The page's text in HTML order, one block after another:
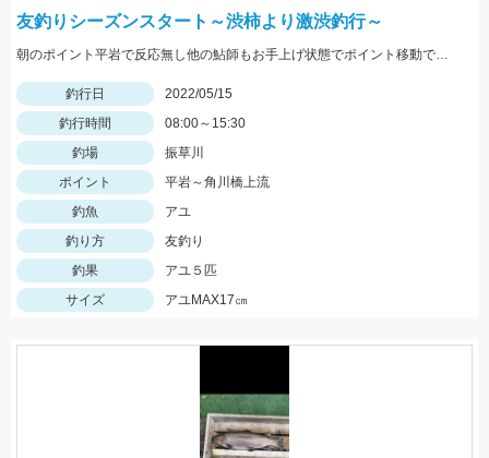
友釣りシーズンスタート～渋柿より激渋釣行～
朝のポイント平岩で反応無し他の鮎師もお手上げ状態でポイント移動で角川橋上流に！瀬の中で５匹のみ追いも弱く渋い釣行でした
釣行日
2022/05/15
釣行時間
08:00～15:30
釣場
振草川
ポイント
平岩～角川橋上流
釣魚
アユ
釣り方
友釣り
釣果
アユ５匹
サイズ
アユMAX17㎝